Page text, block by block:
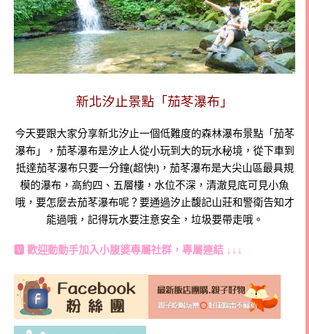
新北汐止景點「茄苳瀑布」
今天要跟大家分享新北汐止一個低難度的森林瀑布景點「茄苳
瀑布」，茄苳瀑布是汐止人從小玩到大的玩水秘境，從下車到
抵達茄苳瀑布只要一分鐘(超快!)，茄苳瀑布是大尖山區最具規
模的瀑布，高約四、五層樓，水位不深，清澈見底可見小魚
哦，要怎麼去茄苳瀑布呢？要通過汐止馥記山莊和警衛告知才
能過哦，記得玩水要注意安全，垃圾要帶走哦。
🆅 歡迎動動手加入小腹婆專屬社群 ，專屬連結 ↓↓↓